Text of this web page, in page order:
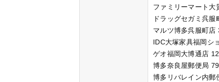
ファミリーマート
ドラッグセガミ呉
マルツ博多呉服町店
IDC大塚家具福岡シ
ゲオ福岡大博通店
博多奈良屋郵便局
博多リバレイン内郵